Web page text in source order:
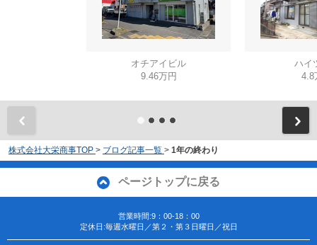
オチアイビル
9.46万円
ハイ
4.8
株式会社大栄商事TOP > ブログ記事一覧 > 1年の終わり
ページトップに戻る
営業時間:9：00-18：00
定休日:毎週水曜日／第２・第３日曜日／祝日